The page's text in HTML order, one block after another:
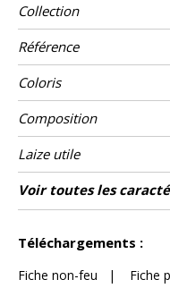
Collection
Référence
Coloris
Composition
Laize utile
Rétrécissement
Raccord
Sens
Poids g/m²
Performance
Accoustique
Usage
Entretien
Pays d'origine
Conseils
de
telles
Voir toutes les
Téléchargements :
Fiche non-feu | Fiche